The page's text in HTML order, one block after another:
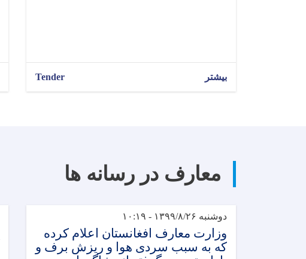
بیشتر Tender
معارف در رسانه ها
دوشنبه ۱۳۹۹/۸/۲۶ - ۱۰:۱۹
وزارت معارف افغانستان اعلام کرده
که به سبب سردی هوا و ریزش برف و